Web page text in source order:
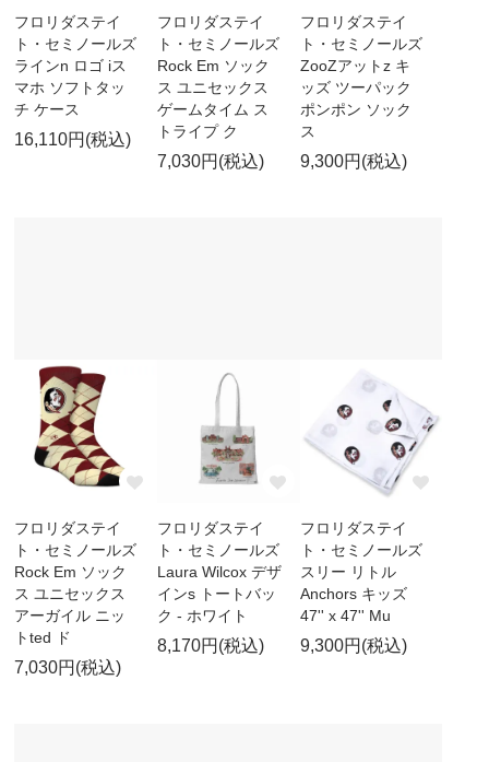
フロリダステイ
ト・セミノールズ
ラインn ロゴ iス
マホ ソフトタッ
チ ケース
16,110円(税込)
フロリダステイ
ト・セミノールズ
Rock Em ソック
ス ユニセックス
ゲームタイム ス
トライプ ク
7,030円(税込)
フロリダステイ
ト・セミノールズ
ZooZアットz キ
ッズ ツーパック
ポンポン ソック
ス
9,300円(税込)
フロリダステイ
ト・セミノールズ
Rock Em ソック
ス ユニセックス
アーガイル ニッ
トted ド
7,030円(税込)
フロリダステイ
ト・セミノールズ
Laura Wilcox デザ
インs トートバッ
ク - ホワイト
8,170円(税込)
フロリダステイ
ト・セミノールズ
スリー リトル
Anchors キッズ
47'' x 47'' Mu
9,300円(税込)